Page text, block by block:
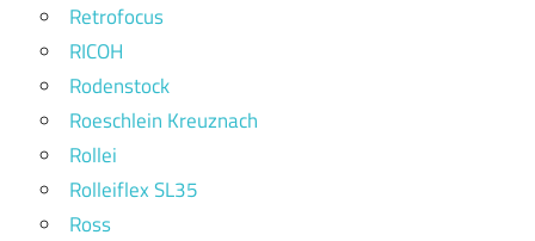
Retrofocus
RICOH
Rodenstock
Roeschlein Kreuznach
Rollei
Rolleiflex SL35
Ross